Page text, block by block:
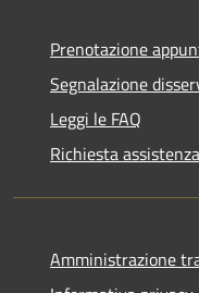
Prenotazione
Segnalazione
Leggi le FAQ
Richiesta assistenza
Amministrazione